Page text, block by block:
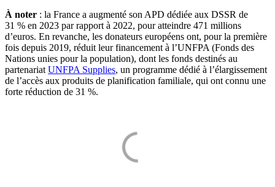
À noter : la France a augmenté son APD dédiée aux DSSR de
31 % en 2023 par rapport à 2022, pour atteindre 471 millions
d’euros. En revanche, les donateurs européens ont, pour la première
fois depuis 2019, réduit leur financement à l’UNFPA (Fonds des
Nations unies pour la population), dont les fonds destinés au
partenariat UNFPA Supplies, un programme dédié à l’élargissement
de l’accès aux produits de planification familiale, qui ont connu une
forte réduction de 31 %.